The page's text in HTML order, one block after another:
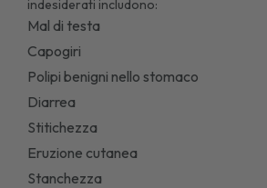
indesiderati includono:
Mal di testa
Capogiri
Polipi benigni nello stomaco
Diarrea
Stitichezza
Eruzione cutanea
Stanchezza